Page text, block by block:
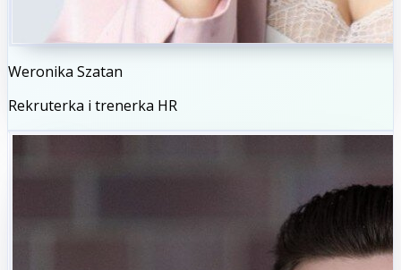
Weronika Szatan
Rekruterka i trenerka HR